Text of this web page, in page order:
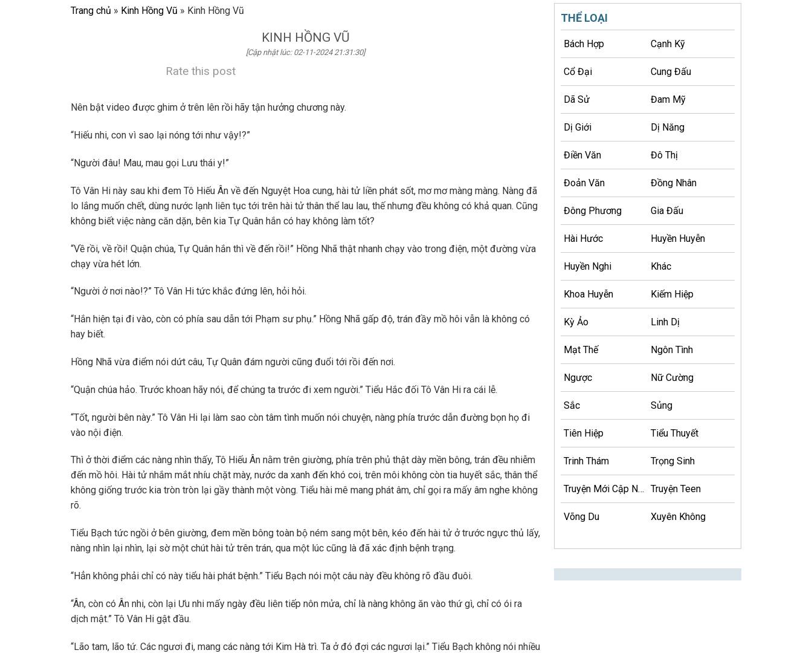
Trang chủ » Kinh Hồng Vũ » Kinh Hồng Vũ
KINH HỒNG VŨ
[Cập nhật lúc: 02-11-2024 21:31:30]
Rate this post
Nên bật video được ghim ở trên lên rồi hãy tận hưởng chương này.
“Hiếu nhi, con vì sao lại nóng tới như vậy!?”
“Người đâu! Mau, mau gọi Lưu thái y!”
Tô Vân Hi này sau khi đem Tô Hiếu Ân về đến Nguyệt Hoa cung, hài tử liền phát sốt, mơ mơ màng màng. Nàng đã
lo lắng muốn chết, dùng nước lạnh liên tục tới trên hài tử thân thể lau lau, thế nhưng đều không có khả quan. Cũng
không biết việc nàng căn dặn, bên kia Tự Quân hắn có hay không làm tốt?
“Về rồi, về rồi! Quận chúa, Tự Quân hắn thì về đến rồi!” Hồng Nhã thật nhanh chạy vào trong điện, một đường vừa
chạy vừa hét lớn.
“Người ở nơi nào!?” Tô Vân Hi tức khắc đứng lên, hỏi hỏi.
“Hắn hiện tại đi vào, còn có phía sau dẫn tới Phạm sư phụ.” Hồng Nhã gấp độ, trán đầy mồ hôi vẫn là không có
hay biết.
Hồng Nhã vừa điểm nói dứt câu, Tự Quân đám người cũng đuổi tới rồi đến nơi.
“Quận chúa hảo. Trước khoan hãy nói, để chúng ta trước đi xem người.” Tiểu Hắc đối Tô Vân Hi ra cái lễ.
“Tốt, người bên này.” Tô Vân Hi lại làm sao còn tâm tình muốn nói chuyện, nàng phía trước dẫn đường bọn họ đi
vào nội điện.
Thì ở thời điểm các nàng nhìn thấy, Tô Hiếu Ân nằm trên giường, phía trên phủ thật dày mền bông, trán đều nhiễm
đến mồ hôi. Hài tử nhắm mắt nhíu chặt mày, nước da xanh đến khó coi, trên môi không còn tia huyết sắc, thân thể
không giống trước kia tròn tròn lại gầy thành một vòng. Tiểu hài mê mang phát âm, chỉ gọi ra mấy âm nghe không
rõ.
Tiểu Bạch tức ngồi ở bên giường, đem mền bông toàn bộ ném sang một bên, kéo đến hài tử ở trước ngực thủ lấy,
nàng nhìn lại nhìn, lại sờ một chút hài tử trên trán, qua một lúc cũng là đã xác định bệnh trạng.
“Hẳn không phải chỉ có này tiểu hài phát bệnh.” Tiểu Bạch nói một câu này đều không rõ đầu đuôi.
“Ân, còn có Ân nhi, còn lại Ưu nhi mấy ngày đều liên tiếp nôn mửa, chỉ là nàng không ăn vào thứ gì, chỉ có ói ra
dịch mật.” Tô Vân Hi gật đầu.
“Lão tam, lão tứ. Các ngươi đi, mang các nàng tới Kim Hà trì. Ta ở đó đợi các ngươi lại.” Tiểu Bạch không nói nhiều
THỂ LOẠI
Bách Hợp Cạnh Kỹ
Cổ Đại Cung Đấu
Dã Sử Đam Mỹ
Dị Giới Dị Năng
Điền Văn Đô Thị
Đoản Văn Đồng Nhân
Đông Phương Gia Đấu
Hài Hước Huyền Huyễn
Huyền Nghi Khác
Khoa Huyễn Kiếm Hiệp
Kỳ Ảo Linh Dị
Mạt Thế Ngôn Tình
Ngược Nữ Cường
Sắc Sủng
Tiên Hiệp Tiểu Thuyết
Trinh Thám Trọng Sinh
Truyện Mới Cập Nhật Truyện Teen
Võng Du Xuyên Không